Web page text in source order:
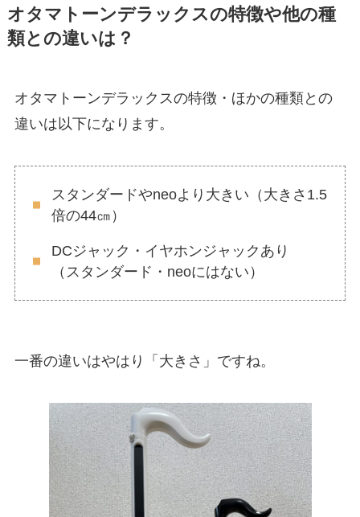
オタマトーンデラックスの特徴や他の種
類との違いは？
オタマトーンデラックスの特徴・ほかの種類との
違いは以下になります。
スタンダードやneoより大きい（大きさ1.5
倍の44㎝）
DCジャック・イヤホンジャックあり
（スタンダード・neoにはない）
一番の違いはやはり「大きさ」ですね。